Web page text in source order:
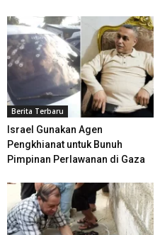
Berita Terbaru
Israel Gunakan Agen
Pengkhianat untuk Bunuh
Pimpinan Perlawanan di Gaza